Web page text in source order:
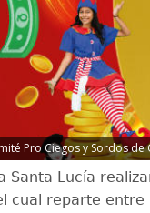
Pro Ciegos y Sordos de
Santa Lucía
cual reparte entre